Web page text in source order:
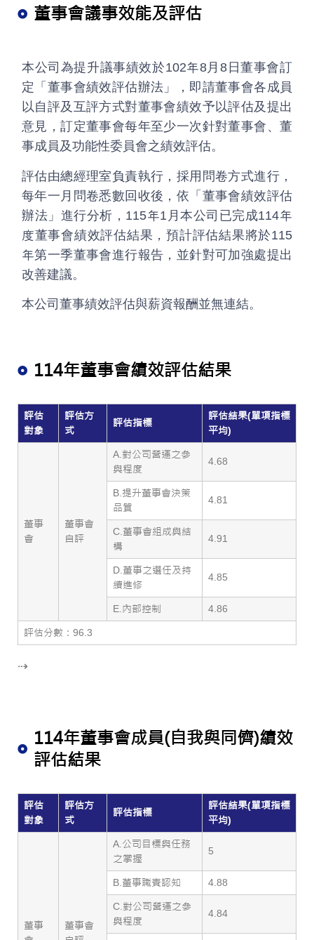
董事會議事效能及評估
本公司為提升議事績效於102年8月8日董事會訂
定「董事會績效評估辦法」，即請董事會各成員
以自評及互評方式對董事會績效予以評估及提出
意見，訂定董事會每年至少一次針對董事會、董
事成員及功能性委員會之績效評估。
評估由總經理室負責執行，採用問卷方式進行，
每年一月問卷悉數回收後，依「董事會績效評估
辦法」進行分析，115年1月本公司已完成114年
度董事會績效評估結果，預計評估結果將於115
年第一季董事會進行報告，並針對可加強處提出
改善建議。
本公司董事績效評估與薪資報酬並無連結。
114年董事會績效評估結果
評估
對象
評估方
式
評估指標
評估結果(單項指標
平均)
董事
會
董事會
自評
A.對公司營運之參
與程度
4.68
B.提升董事會決策
品質
4.81
C.董事會組成與結
構
4.91
D.董事之選任及持
續進修
4.85
E.內部控制 4.86
評估分數：96.3
⇢
114年董事會成員(自我與同儕)績效
評估結果
評估
對象
評估方
式
評估指標
評估結果(單項指標
平均)
董事
董事會
A.公司目標與任務
之掌握
5
B.董事職責認知 4.88
C.對公司營運之參
與程度
4.84